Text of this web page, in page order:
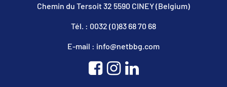
Chemin du Tersoit 32 5590 CINEY (Belgium)
Tél. : 0032 (0)83 68 70 68
E-mail : info@netbbg.com